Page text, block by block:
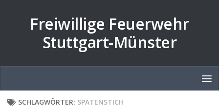
Freiwillige Feuerwehr
Stuttgart-Münster
SCHLAGWÖRTER: SPATENSTICH